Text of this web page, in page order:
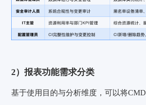
2）报表功能需求分类
基于使用目的与分析维度，可以将